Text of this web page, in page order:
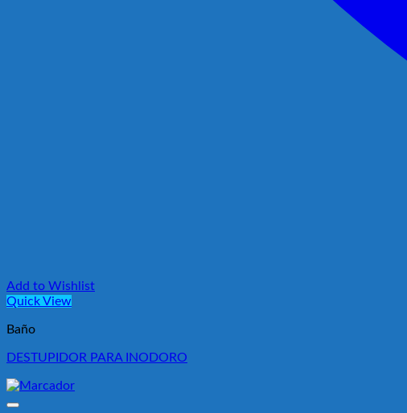
Add to Wishlist
Quick View
Baño
DESTUPIDOR PARA INODORO